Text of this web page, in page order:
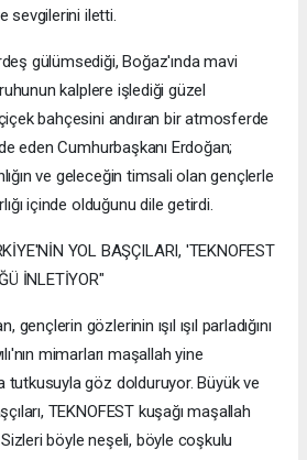
sevgilerini iletti.
gülümsediği, Boğaz'ında mavi
kalplere işlediği güzel
bahçesini andıran bir atmosferde
eden Cumhurbaşkanı Erdoğan;
ve geleceğin timsali olan gençlerle
içinde olduğunu dile getirdi.
YOL BAŞÇILARI, 'TEKNOFEST
İNLETİYOR"
gençlerin gözlerinin ışıl ışıl parladığını
mimarları maşallah yine
tutkusuyla göz dolduruyor. Büyük ve
TEKNOFEST kuşağı maşallah
böyle neşeli, böyle coşkulu